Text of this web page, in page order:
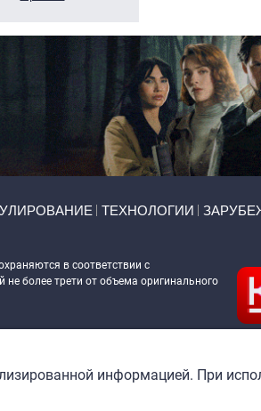
ТЕХНОЛОГИИ
в соответствии с
не более трети от объема оригинального
информацией. При